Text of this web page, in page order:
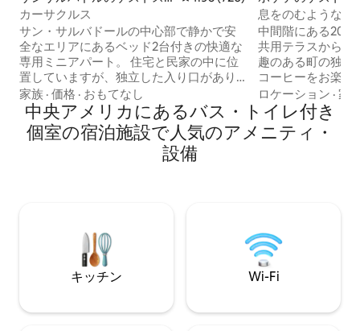
イート
カーサクルス
サン・サルバドールの中心部で静かで安
全なエリアにあるベッド2台付きの快適な
専用ミニアパート。 住宅と民家の中に位
置していますが、独立した入り口があり
ます 専用バスルーム、エアコン、Wi -
Fi、Netflix付き50インチスマートテレ
ビ、クローゼット、小型冷蔵庫、屋外駐
車場など。 この物件はCuscatlánスタジ
アムの近くにあり、La Gran Vía、
家族 · 価格 · おもてなし
息をのむような景
中間階にある200
共用テラスから、
趣のある町の独特
コーヒーをお楽しみく
ロフトには、基
キッチン、小さ
グ、ランドリーエ
タフライ・サン
アクセスできます
ロケーション ·家
中央アメリカにあるバス・トイレ付き
個室の宿泊施設で人気のアメニティ・
設備
キッチン Wi-Fi